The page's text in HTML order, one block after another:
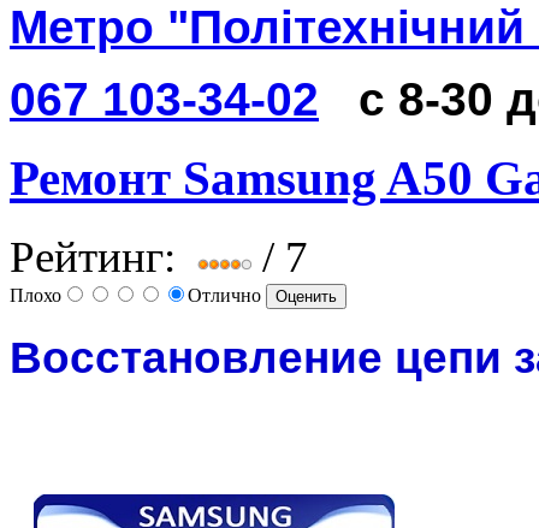
Метро "Політехнічний
067 103-34-02
с 8-30
Ремонт Samsung A50
Рейтинг: / 7
Плохо Отлично
Восстановление цепи